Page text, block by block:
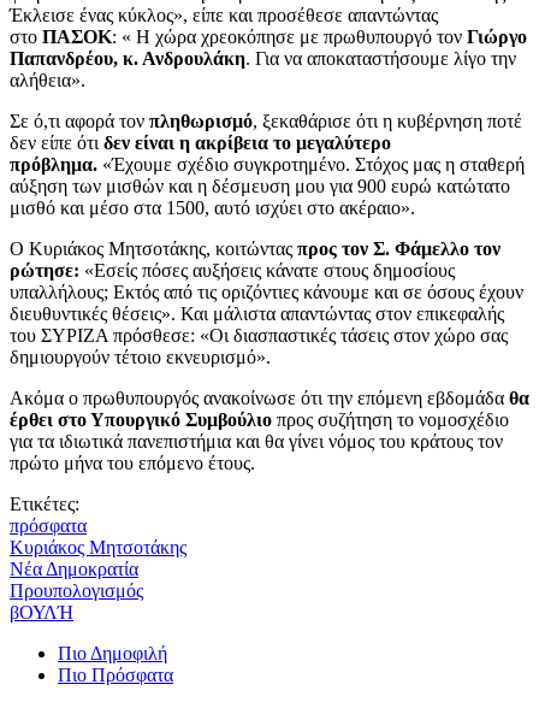
Έκλεισε ένας κύκλος», είπε και προσέθεσε απαντώντας
στο ΠΑΣΟΚ: « Η χώρα χρεοκόπησε με πρωθυπουργό τον Γιώργο
Παπανδρέου, κ. Ανδρουλάκη. Για να αποκαταστήσουμε λίγο την
αλήθεια».
Σε ό,τι αφορά τον πληθωρισμό, ξεκαθάρισε ότι η κυβέρνηση ποτέ
δεν είπε ότι δεν είναι η ακρίβεια το μεγαλύτερο
πρόβλημα. «Έχουμε σχέδιο συγκροτημένο. Στόχος μας η σταθερή
αύξηση των μισθών και η δέσμευση μου για 900 ευρώ κατώτατο
μισθό και μέσο στα 1500, αυτό ισχύει στο ακέραιο».
Ο Κυριάκος Μητσοτάκης, κοιτώντας προς τον Σ. Φάμελλο τον
ρώτησε: «Εσείς πόσες αυξήσεις κάνατε στους δημοσίους
υπαλλήλους; Εκτός από τις οριζόντιες κάνουμε και σε όσους έχουν
διευθυντικές θέσεις». Και μάλιστα απαντώντας στον επικεφαλής
του ΣΥΡΙΖΑ πρόσθεσε: «Οι διασπαστικές τάσεις στον χώρο σας
δημιουργούν τέτοιο εκνευρισμό».
Ακόμα ο πρωθυπουργός ανακοίνωσε ότι την επόμενη εβδομάδα θα
έρθει στο Υπουργικό Συμβούλιο προς συζήτηση το νομοσχέδιο
για τα ιδιωτικά πανεπιστήμια και θα γίνει νόμος του κράτους τον
πρώτο μήνα του επόμενο έτους.
Ετικέτες:
πρόσφατα
Κυριάκος Μητσοτάκης
Νέα Δημοκρατία
Προυπολογισμός
βΟΥΛΉ
Πιο Δημοφιλή
Πιο Πρόσφατα